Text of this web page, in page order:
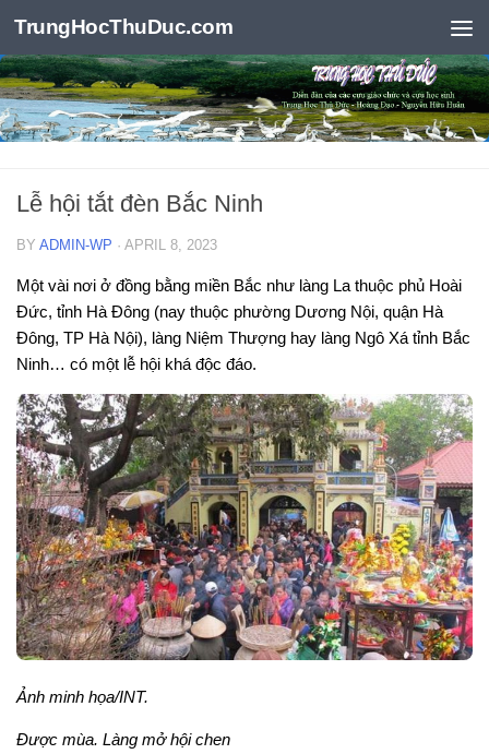
Skip to content
TrungHocThuDuc.com
Lễ hội tắt đèn Bắc Ninh
BY ADMIN-WP · APRIL 8, 2023
Một vài nơi ở đồng bằng miền Bắc như làng La thuộc phủ Hoài
Đức, tỉnh Hà Đông (nay thuộc phường Dương Nội, quận Hà
Đông, TP Hà Nội), làng Niệm Thượng hay làng Ngô Xá tỉnh Bắc
Ninh… có một lễ hội khá độc đáo.
Ảnh minh họa/INT.
Được mùa. Làng mở hội chen